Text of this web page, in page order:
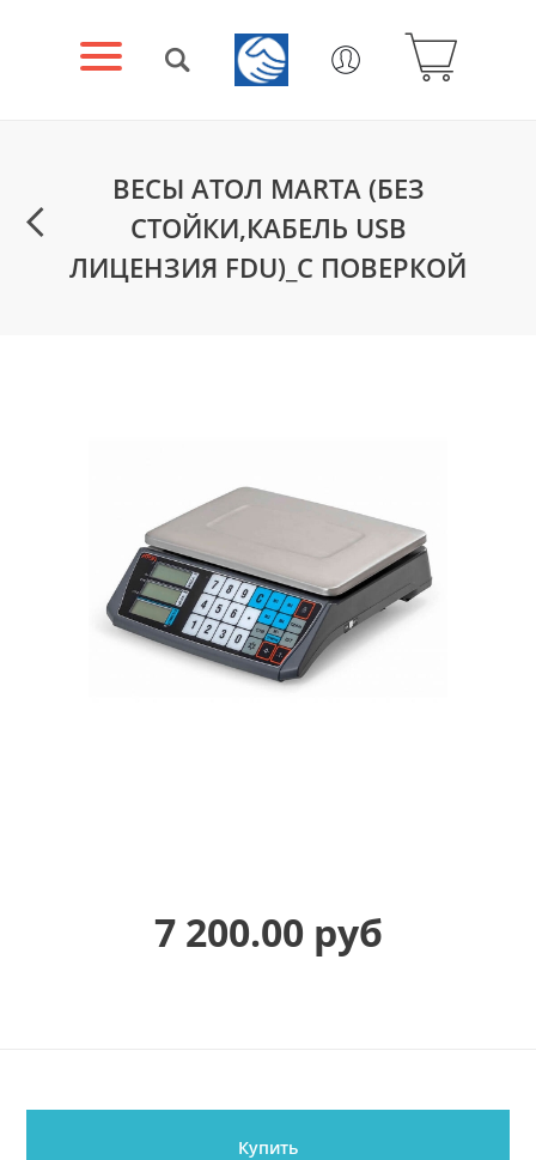
ВЕСЫ АТОЛ MARTA (БЕЗ
СТОЙКИ,КАБЕЛЬ USB
ЛИЦЕНЗИЯ FDU)_С ПОВЕРКОЙ
7 200.00 руб
Купить